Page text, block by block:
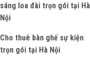
sáng loa đài trọn gói tại Hà
Nội
Cho thuê bàn ghế sự kiện
trọn gói tại Hà Nội